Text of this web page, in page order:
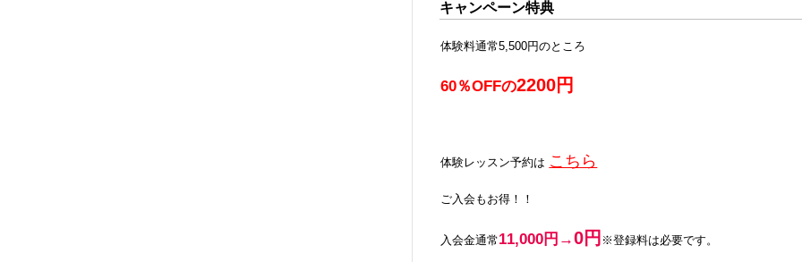
キャンペーン特典
体験料通常5,500円のところ
60％OFFの2200円
体験レッスン予約は こちら
ご入会もお得！！
入会金通常11,000円→0円 ※登録料は必要です。